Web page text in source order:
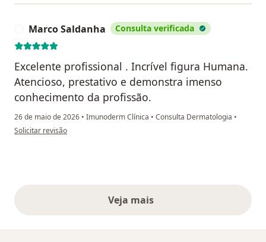
Marco Saldanha Consulta verificada
Excelente profissional . Incrível figura Humana.
Atencioso, prestativo e demonstra imenso
conhecimento da profissão.
26 de maio de 2026 • Imunoderm Clínica • Consulta Dermatologia •
na opinião do utilizador Marco Saldanha
Solicitar revisão
Veja maisopiniões acima